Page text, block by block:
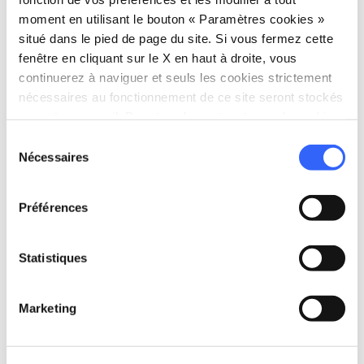
moment en utilisant le bouton « Paramètres cookies »
situé dans le pied de page du site. Si vous fermez cette
fenêtre en cliquant sur le X en haut à droite, vous
continuerez à naviguer et seuls les cookies strictement
nécessaires au fonctionnement de ce site seront stockés
Nécessaires
Préférences
Statistiques
Marketing
home Où
Via del Castello, 1, 59015 Carmignano PO,
Italy